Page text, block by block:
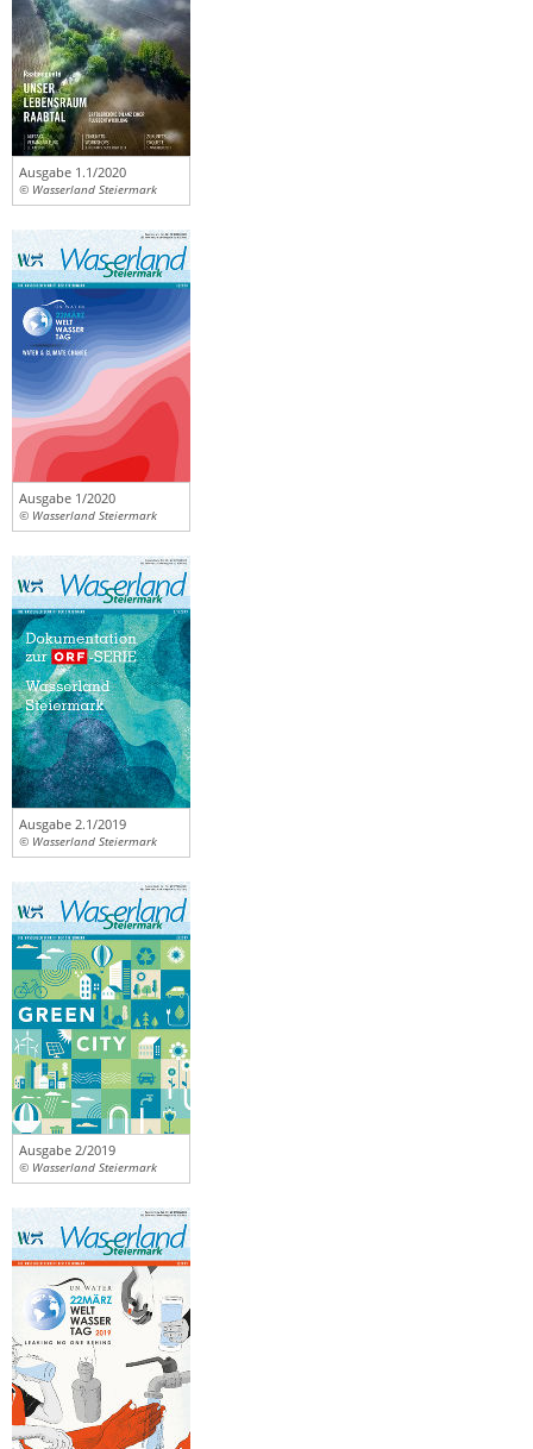
Ausgabe 1.1/2020
© Wasserland Steiermark
Ausgabe 1/2020
© Wasserland Steiermark
Ausgabe 2.1/2019
© Wasserland Steiermark
Ausgabe 2/2019
© Wasserland Steiermark